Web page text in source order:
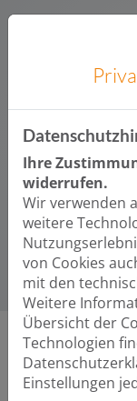
Mehr
Die
hinterlüftete
Zwischenraum,
der Platz für
Das Ergebnis:
angenehmes
guter
Ihre
widerrufen.
Wir verwenden
weitere
von Cookies
mit den
Weitere
Übersicht der
Technologien
Einstellungen